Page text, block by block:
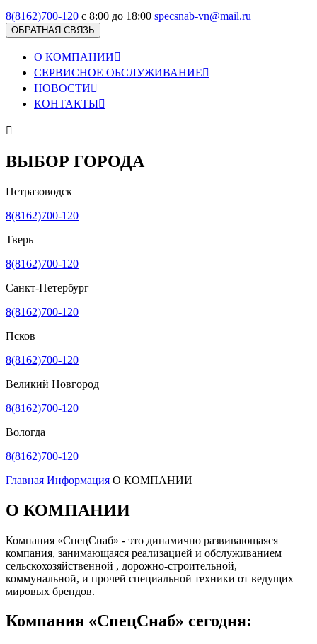
8(8162)700-120 с 8:00 до 18:00 specsnab-vn@mail.ru
ОБРАТНАЯ СВЯЗЬ
О КОМПАНИИ
СЕРВИСНОЕ ОБСЛУЖИВАНИЕ
НОВОСТИ
КОНТАКТЫ

ВЫБОР ГОРОДА
Петразоводск
8(8162)700-120
Тверь
8(8162)700-120
Санкт-Петербург
8(8162)700-120
Псков
8(8162)700-120
Великий Новгород
8(8162)700-120
Вологда
8(8162)700-120
Главная Информация О КОМПАНИИ
О КОМПАНИИ
Компания «СпецСнаб» - это динамично развивающаяся
компания, занимающаяся реализацией и обслуживанием
сельскохозяйственной , дорожно-строительной,
коммунальной, и прочей специальной техники от ведущих
мировых брендов.
Компания «СпецСнаб» сегодня: